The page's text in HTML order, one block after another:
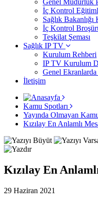
Genel Müdürlük
İç Kontrol
Sağlık
İç Kontrol
Teşkilat Şeması
Sağlık IP TV
Kurulum Rehberi
IP TV Kurulum
Genel
İletişim
Kamu Spotları
Yayında Olmayan
Kızılay En Anlamlı
Kızılay En
29 Haziran 2021